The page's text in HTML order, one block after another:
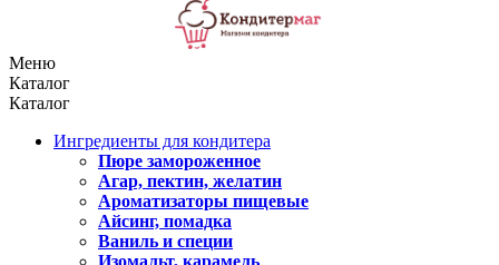
Меню
Каталог
Каталог
Ингредиенты для кондитера
Пюре замороженное
Агар, пектин, желатин
Ароматизаторы пищевые
Айсинг, помадка
Ваниль и специи
Изомальт, карамель